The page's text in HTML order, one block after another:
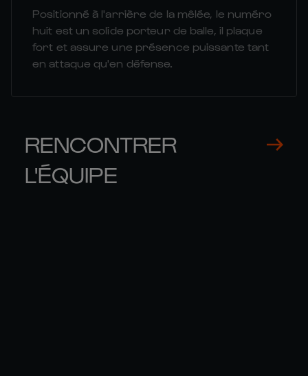
Positionné à l'arrière de la mêlée, le numéro
huit est un solide porteur de balle, il plaque
fort et assure une présence puissante tant
en attaque qu'en défense.
RENCONTRER
L'ÉQUIPE